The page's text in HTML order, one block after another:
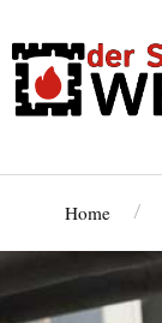
Home